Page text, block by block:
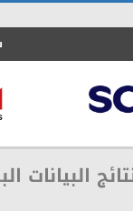
البيانات